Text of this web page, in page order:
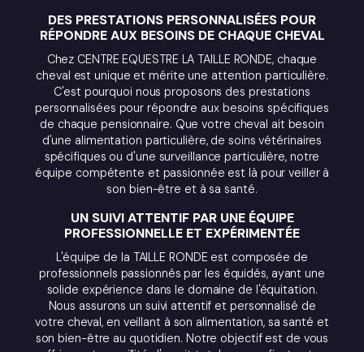
DES PRESTATIONS PERSONNALISÉES POUR
RÉPONDRE AUX BESOINS DE CHAQUE CHEVAL
Chez CENTRE EQUESTRE LA TAILLE RONDE, chaque
cheval est unique et mérite une attention particulière.
C'est pourquoi nous proposons des prestations
personnalisées pour répondre aux besoins spécifiques
de chaque pensionnaire. Que votre cheval ait besoin
d'une alimentation particulière, de soins vétérinaires
spécifiques ou d'une surveillance particulière, notre
équipe compétente et passionnée est là pour veiller à
son bien-être et à sa santé.
UN SUIVI ATTENTIF PAR UNE ÉQUIPE
PROFESSIONNELLE ET EXPÉRIMENTÉE
L'équipe de la TAILLE RONDE est composée de
professionnels passionnés par les équidés, ayant une
solide expérience dans le domaine de l'équitation.
Nous assurons un suivi attentif et personnalisé de
votre cheval, en veillant à son alimentation, sa santé et
son bien-être au quotidien. Notre objectif est de vous